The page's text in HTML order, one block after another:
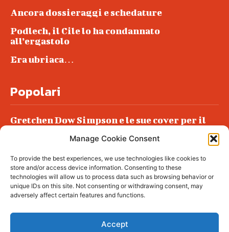
Manage Cookie Consent
To provide the best experiences, we use technologies like cookies to
store and/or access device information. Consenting to these
technologies will allow us to process data such as browsing behavior or
unique IDs on this site. Not consenting or withdrawing consent, may
adversely affect certain features and functions.
Accept
Ancora dossieraggi e schedature
Podlech, il Cile lo ha condannato
all’ergastolo
Era ubriaca…
Popolari
Gretchen Dow Simpson e le sue cover per il
Podlech, il Cile lo ha condannato
all’ergastolo
Era ubriaca…